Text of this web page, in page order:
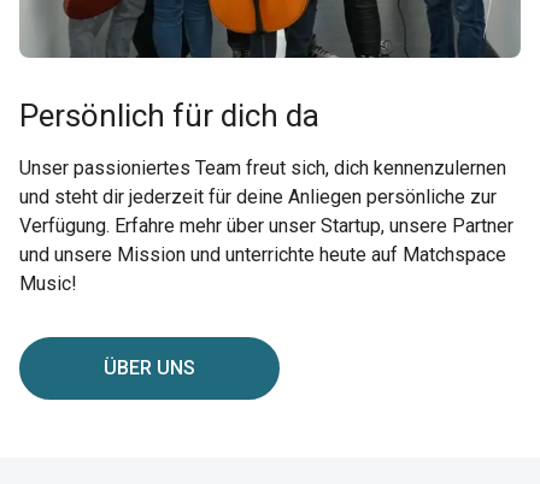
Persönlich für dich da
Unser passioniertes Team freut sich, dich kennenzulernen
und steht dir jederzeit für deine Anliegen persönliche zur
Verfügung. Erfahre mehr über unser Startup, unsere Partner
und unsere Mission und unterrichte heute auf Matchspace
Music!
ÜBER UNS